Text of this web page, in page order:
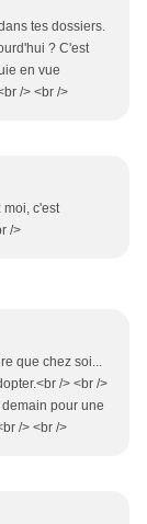
tes dossiers.
? C'est
en vue
/> <br />
moi, c'est
/>
que chez soi...
/> <br />
pour une
/> <br />